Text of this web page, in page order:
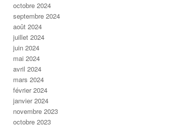
octobre 2024
septembre 2024
août 2024
juillet 2024
juin 2024
mai 2024
avril 2024
mars 2024
février 2024
janvier 2024
novembre 2023
octobre 2023